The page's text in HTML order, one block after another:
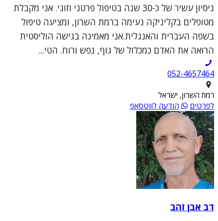
ניסיון עשיר של כ-30 שנה בטיפול פרטני וזוגי. אני מקבלת
מטופלים בקליניקה נעימה ברמת השרון, ומציעה טיפול
בשפה העברית והאנגלית.אני מאמינה בגישה הוליסטית
הרואה את האדם כמכלול של גוף, נפש ורוח. הטי...
052-4657464
רמת השרון, ישראל
לפרטים
הודעה לווטסאפ
דב אבן זהב